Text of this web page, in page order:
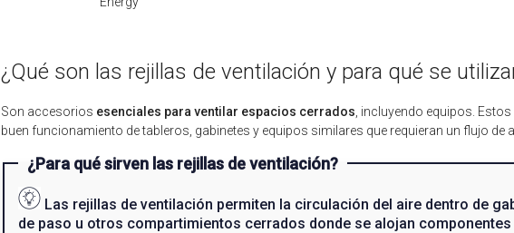
¿Qué son las rejillas de ventilación y para qué se
Son accesorios esenciales para ventilar espacios cerrados , incluyendo equipos.
buen funcionamiento de tableros, gabinetes y equipos similares que requieran un flujo de
¿Para qué sirven las rejillas de ventilación?
Las rejillas de ventilación permiten la circulación del aire dentro de
de paso u otros compartimientos cerrados donde se alojan